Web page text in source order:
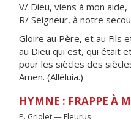
V/ Dieu, viens à mon aide,
R/ Seigneur, à notre
Gloire au Père, et au Fils
au Dieu qui est, qui était
pour les siècles des
Amen. (Alléluia.)
HYMNE : FRAPPE À
P. Griolet — Fleurus